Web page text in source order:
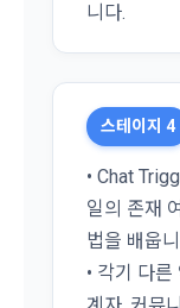
"회원"이 거부하
간을 정하여 "회원
지할 수 있다. 만
에 따라 시행일 이
으로 간주한다.
제 4 조 (약관의 해
1. 이 약관에서 규
집 및 이용목적,
를 받습니다.
2) 데이콘 인재풀
필수 항목: 이름,
여부, 사용 가능한
대회 코드 링크1개,
선택 항목: 프로젝
력, 개인 운영 사
니다.
스테이지 4
• Chat
일의 존재
법을 배웁
• 각기 다